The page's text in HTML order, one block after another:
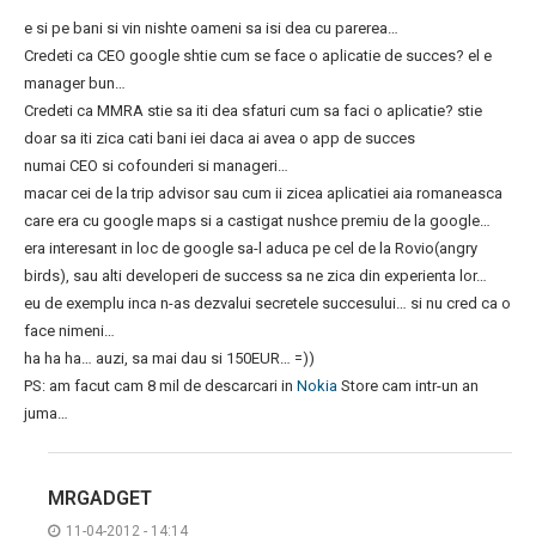
e si pe bani si vin nishte oameni sa isi dea cu parerea…
Credeti ca CEO google shtie cum se face o aplicatie de succes? el e
manager bun…
Credeti ca MMRA stie sa iti dea sfaturi cum sa faci o aplicatie? stie
doar sa iti zica cati bani iei daca ai avea o app de succes
numai CEO si cofounderi si manageri…
macar cei de la trip advisor sau cum ii zicea aplicatiei aia romaneasca
care era cu google maps si a castigat nushce premiu de la google…
era interesant in loc de google sa-l aduca pe cel de la Rovio(angry
birds), sau alti developeri de success sa ne zica din experienta lor…
eu de exemplu inca n-as dezvalui secretele succesului… si nu cred ca o
face nimeni…
ha ha ha… auzi, sa mai dau si 150EUR… =))
PS: am facut cam 8 mil de descarcari in Nokia Store cam intr-un an
juma…
MRGADGET
11-04-2012 - 14:14